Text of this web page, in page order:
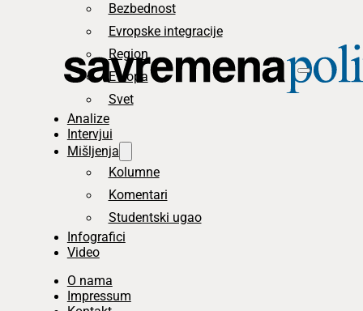
Bezbednost
Evropske integracije
Region
Evropa
Svet
Analize
Intervjui
Mišljenja
Kolumne
Komentari
Studentski ugao
Infografici
Video
O nama
Impressum